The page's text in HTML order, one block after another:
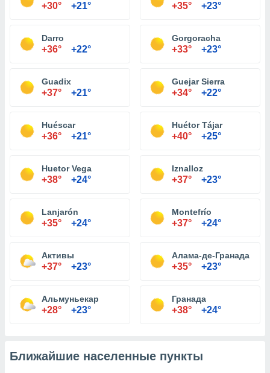
+30° +21° +35° +23°
Darro
+36° +22°
Gorgoracha
+33° +23°
Guadix
+37° +21°
Guejar Sierra
+34° +22°
Huéscar
+36° +21°
Huétor Tájar
+40° +25°
Huetor Vega
+38° +24°
Iznalloz
+37° +23°
Lanjarón
+35° +24°
Montefrío
+37° +24°
Активы
+37° +23°
Алама-де-Гранада
+35° +23°
Альмуньекар
+28° +23°
Гранада
+38° +24°
Ближайшие населенные пункты